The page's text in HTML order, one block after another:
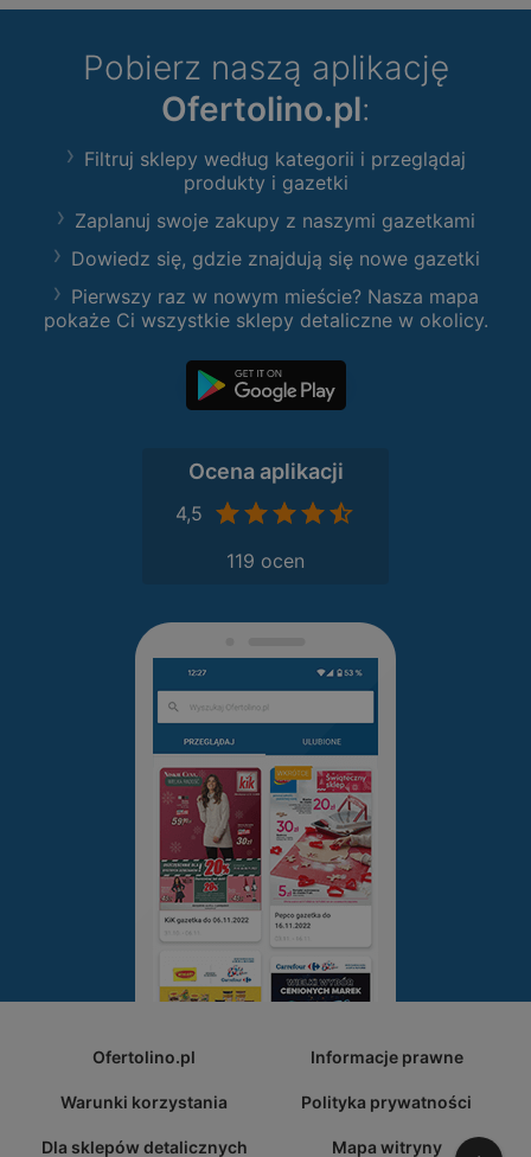
Pobierz naszą aplikację
Ofertolino.pl:
Filtruj sklepy według kategorii i przeglądaj
produkty i gazetki
Zaplanuj swoje zakupy z naszymi gazetkami
Dowiedz się, gdzie znajdują się nowe gazetki
Pierwszy raz w nowym mieście? Nasza mapa
pokaże Ci wszystkie sklepy detaliczne w okolicy.
Ocena aplikacji
4,5
119 ocen
Ofertolino.pl Informacje prawne
Warunki korzystania Polityka prywatności
Dla sklepów detalicznych Mapa witryny